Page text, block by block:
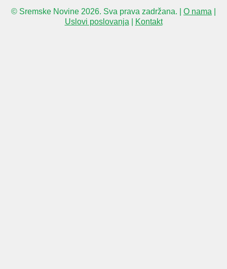
© Sremske Novine 2026. Sva prava zadržana. | O nama
Uslovi poslovanja| Kontakt